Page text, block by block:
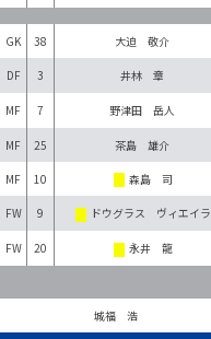
GK 38 大迫 敬介
DF 3 井林 章
MF 7 野津田 岳人
MF 25 茶島 雄介
MF 10 森島 司
FW 9 ドウグラス ヴィエイラ
FW 20 永井 龍
城福 浩